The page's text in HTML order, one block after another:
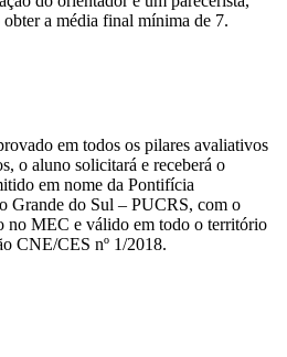
obter a média final mínima de 7.
em todos os pilares avaliativos
o aluno solicitará e receberá o
em nome da Pontifícia
Grande do Sul – PUCRS, com o
no MEC e válido em todo o território
CNE/CES nº 1/2018.